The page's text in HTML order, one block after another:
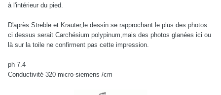
à l'intérieur du pied.
D'après Streble et Krauter,le dessin se rapprochant le plus des photos
ci dessus serait Carchésium polypinum,mais des photos glanées ici ou
là sur la toile ne confirment pas cette impression.
ph 7.4
Conductivité 320 micro-siemens /cm